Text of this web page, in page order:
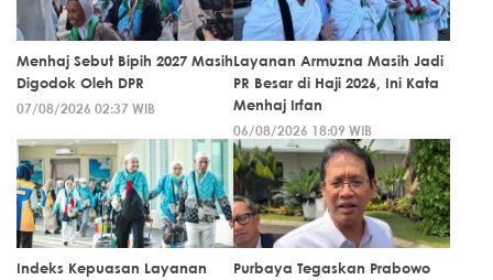
Menhaj Sebut Bipih 2027 Masih
Digodok Oleh DPR
07/08/2026 02:37 WIB
Layanan Armuzna Masih Jadi
PR Besar di Haji 2026, Ini Kata
Menhaj Irfan
06/08/2026 18:09 WIB
Indeks Kepuasan Layanan
Purbaya Tegaskan Prabowo